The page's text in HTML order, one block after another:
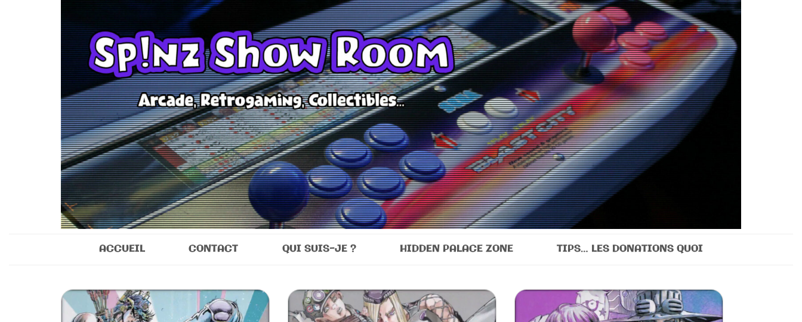
Sp!nz Show Room
ACCUEIL CONTACT QUI SUIS-JE ? HIDDEN PALACE ZONE TIPS… LES DONATIONS QUOI